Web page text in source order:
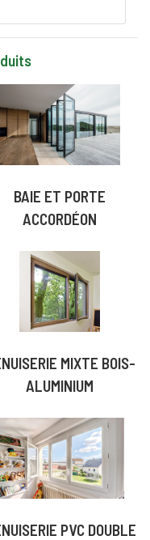
BAIE ET PORTE
ACCORDÉON
MIXTE BOIS-
ALUMINIUM
PVC DOUBLE